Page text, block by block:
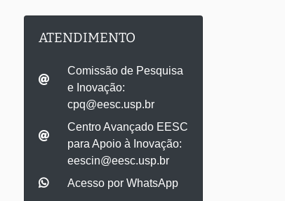
ATENDIMENTO
Comissão de Pesquisa
e Inovação:
cpq@eesc.usp.br
Centro Avançado EESC
para Apoio à Inovação:
eescin@eesc.usp.br
Acesso por WhatsApp